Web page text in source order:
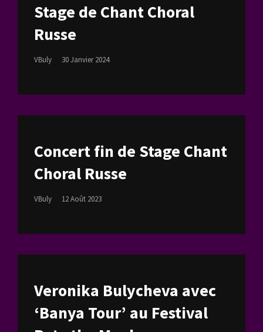
Stage de Chant Choral
Russe
VBuly
Posted
30 Janvier 2024
Concert fin de Stage Chant
Choral Russe
VBuly
Posted
12 Août 2023
Veronika Bulycheva avec
‘Banya Tour’ au Festival